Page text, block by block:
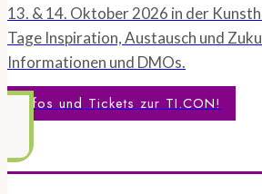
13. & 14. Oktober 2026 in der
Tage Inspiration, Austausch und
Informationen und DMOs.
Infos und Tickets zur TI.CON!